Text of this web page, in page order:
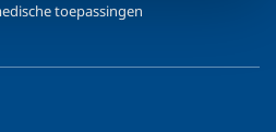
toepassingen